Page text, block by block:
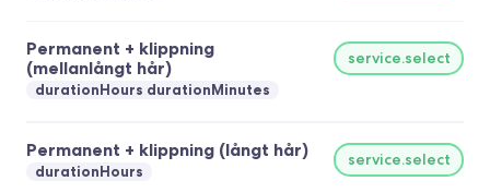
Permanent + klippning
(mellanlångt hår)
durationHours durationMinutes
service.select
Permanent + klippning (långt hår)
durationHours
service.select